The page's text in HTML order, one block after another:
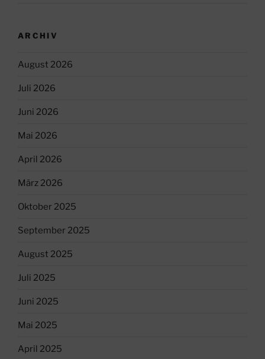
ARCHIV
August 2026
Juli 2026
Juni 2026
Mai 2026
April 2026
März 2026
Oktober 2025
September 2025
August 2025
Juli 2025
Juni 2025
Mai 2025
April 2025